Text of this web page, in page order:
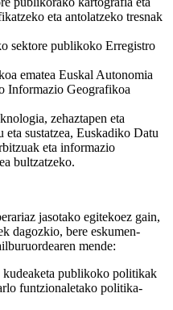
eta antolatzeko tresnak
sektore publikoko Erregistro
ematea Euskal Autonomia
Informazio Geografikoa
zehaztapen eta
sustatzea, Euskadiko Datu
eta informazio
bultzatzeko.
jasotako egitekoez gain,
dagozkio, bere eskumen-
mende:
publikoko politikak
funtzionaletako politika-